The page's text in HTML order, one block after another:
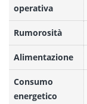
operativa
Rumorosità
Alimentazione
Consumo
energetico